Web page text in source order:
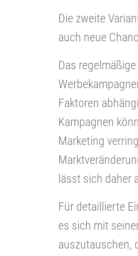
Die zweite
auch neue
Das
Faktoren
Kampagnen
Marketing
lässt sich daher
Für detaillierte
es sich mit
auszutauschen,